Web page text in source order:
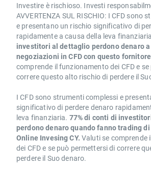
Investire è rischioso. Investi
AVVERTENZA SUL RISCHIO: I CFD sono
e presentano un rischio significativo di
rapidamente a causa della leva
investitori al dettaglio perdono denaro
negoziazioni in CFD con questo
comprende il funzionamento dei CFD e
correre questo alto rischio di perdere il
I CFD sono strumenti complessi e
significativo di perdere denaro
leva finanziaria. 77% di conti di
perdono denaro quando fanno trading di
Online Invesing CY. Valuti se comprende
dei CFD e se può permettersi di correre
perdere il Suo denaro.